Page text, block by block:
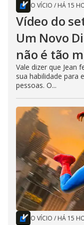
O VÍCIO / HÁ 15
Vídeo do
Um Novo
não é tão
Vale dizer que Jean
sua habilidade para
pessoas. O...
O VÍCIO / HÁ 15